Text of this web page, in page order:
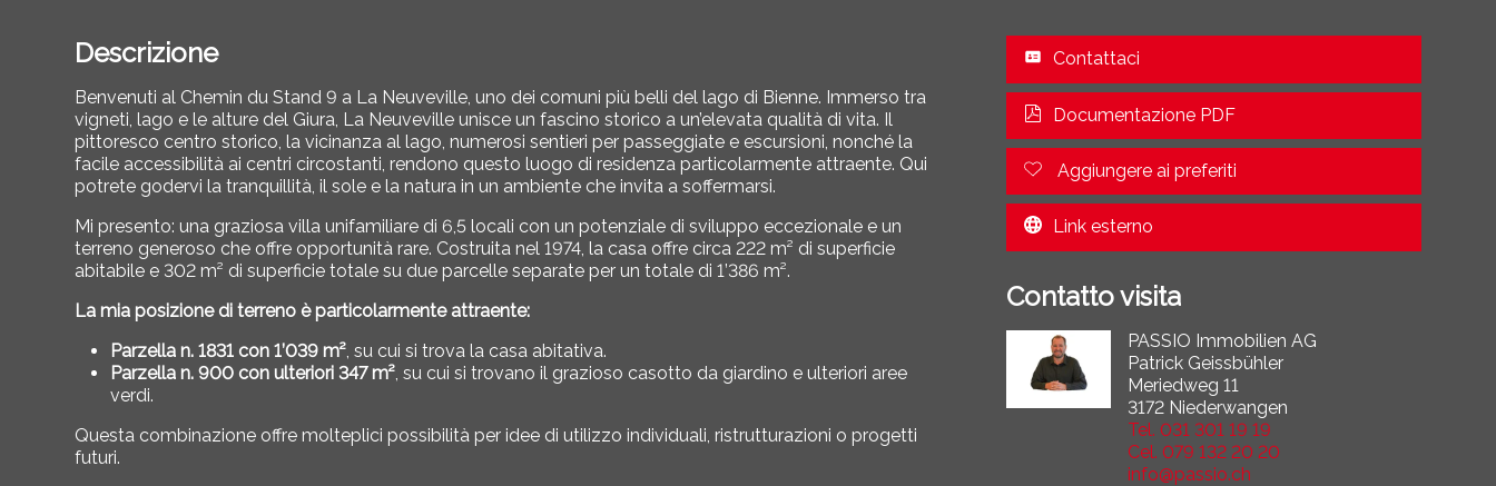
Descrizione
Benvenuti al Chemin du Stand 9 a La Neuveville, uno dei comuni più belli del lago di Bienne. Immerso tra
vigneti, lago e le alture del Giura, La Neuveville unisce un fascino storico a un’elevata qualità di vita. Il
pittoresco centro storico, la vicinanza al lago, numerosi sentieri per passeggiate e escursioni, nonché la
facile accessibilità ai centri circostanti, rendono questo luogo di residenza particolarmente attraente. Qui
potrete godervi la tranquillità, il sole e la natura in un ambiente che invita a soffermarsi.
Mi presento: una graziosa villa unifamiliare di 6,5 locali con un potenziale di sviluppo eccezionale e un
terreno generoso che offre opportunità rare. Costruita nel 1974, la casa offre circa 222 m² di superficie
abitabile e 302 m² di superficie totale su due parcelle separate per un totale di 1’386 m².
La mia posizione di terreno è particolarmente attraente:
Parzella n. 1831 con 1’039 m², su cui si trova la casa abitativa.
Parzella n. 900 con ulteriori 347 m², su cui si trovano il grazioso casotto da giardino e ulteriori aree
verdi.
Questa combinazione offre molteplici possibilità per idee di utilizzo individuali, ristrutturazioni o progetti
futuri.
Contattaci
Documentazione PDF
Aggiungere ai preferiti
Link esterno
Contatto visita
PASSIO Immobilien AG
Patrick Geissbühler
Meriedweg 11
3172 Niederwangen
Tel. 031 301 19 19
Cel. 079 132 20 20
info@passio.ch